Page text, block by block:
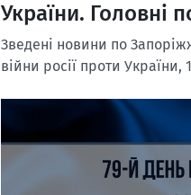
України. Головні
Зведені новини по
війни росії проти України,